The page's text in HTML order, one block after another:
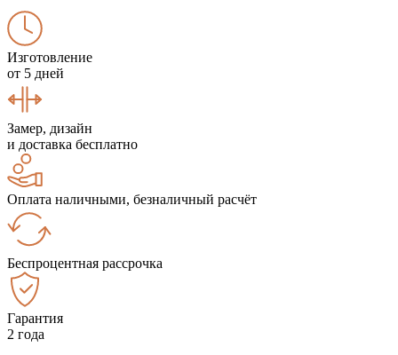
Изготовление
от 5 дней
Замер, дизайн
и доставка бесплатно
Оплата наличными, безналичный расчёт
Беспроцентная рассрочка
Гарантия
2 года